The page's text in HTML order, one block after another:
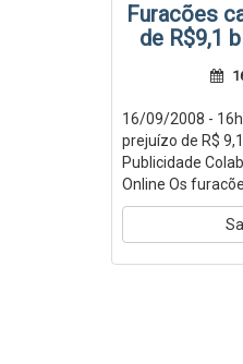
Furacões
de R$9,1
16/09/2008 -
prejuízo de R$
Publicidade
Online Os